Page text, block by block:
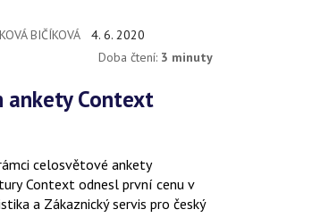
BIČÍKOVÁ
4. 6. 2020
Doba čtení: 3 minuty
celosvětové ankety
Context odnesl první cenu v
a Zákaznický servis pro český